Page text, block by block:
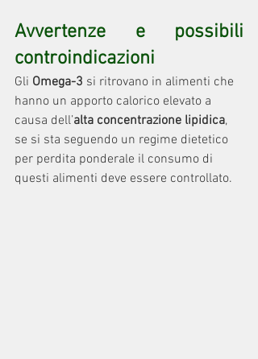
Avvertenze e possibili
controindicazioni
Gli Omega-3 si ritrovano in alimenti che
hanno un apporto calorico elevato a
causa dell’alta concentrazione lipidica,
se si sta seguendo un regime dietetico
per perdita ponderale il consumo di
questi alimenti deve essere controllato.